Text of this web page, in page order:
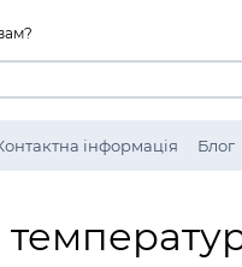
інформація Блог